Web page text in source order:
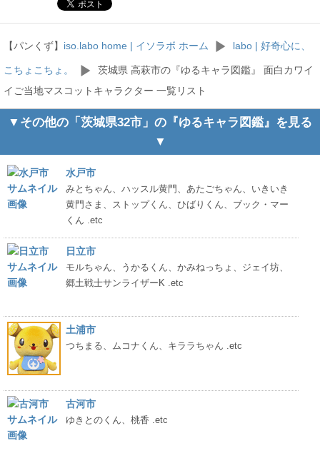
【パンくず】 iso.labo home | イソラボ ホーム labo | 好奇心に、
こちょこちょ。
茨城県 高萩市の『ゆるキャラ図鑑』 面白カワイ
イご当地マスコットキャラクター 一覧リスト
▼その他の「茨城県32市」の『ゆるキャラ図鑑』を見る
▼
水戸市
みとちゃん、ハッスル黄門、あたごちゃん、いきいき
黄門さま、ストップくん、ひばりくん、ブック・マー
くん .etc
日立市
モルちゃん、うかるくん、かみねっちょ、ジェイ坊、
郷土戦士サンライザーK .etc
土浦市
つちまる、ムコナくん、キララちゃん .etc
古河市
ゆきとのくん、桃香 .etc